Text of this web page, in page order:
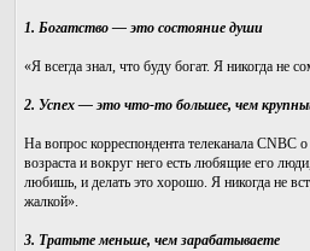
1. Богатство — это состояние души
«Я всегда знал, что буду богат. Я никогда
2. Успех — это что-то большее, чем
На вопрос корреспондента телеканала CNBC
возраста и вокруг него есть любящие его
любишь, и делать это хорошо. Я никогда не
жалкой».
3. Тратьте меньше, чем зарабатываете